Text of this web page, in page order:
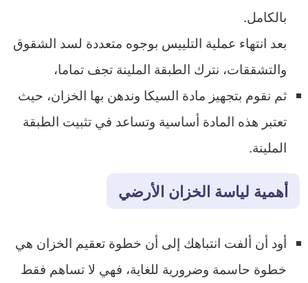
بالكامل.
بعد انتهاء عملية التلييس بوجوه متعددة لسد الشقوق
والتشققات، نترك الطبقة الملينة تجف تماما،
ثم نقوم بتجهيز مادة السيكا وندهن بها الخزان، حيث
تعتبر هذه المادة أساسية وتساعد في تثبيت الطبقة
الملينة.
أهمية لياسة الخزان الأرضي
أود أن ألفت انتباهك إلى أن خطوة تعقيم الخزان هي
خطوة حاسمة وضرورية للغاية، فهي لا تساهم فقط